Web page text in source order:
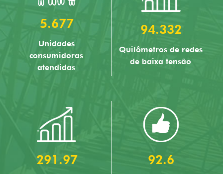
5.677
Unidades
consumidoras
atendidas
94.332
Quilômetros de redes
de baixa tensão
291.97 92.6